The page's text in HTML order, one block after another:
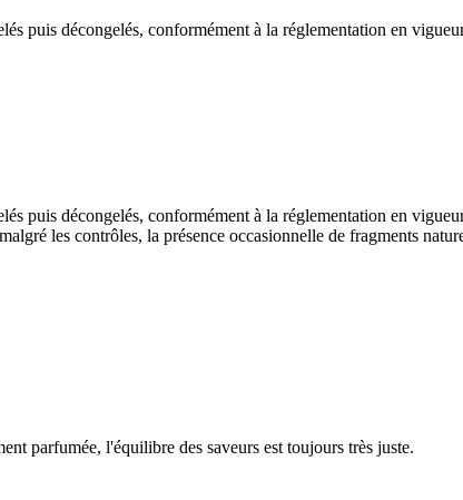
puis décongelés, conformément à la réglementation en
puis décongelés, conformément à la réglementation en
les contrôles, la présence occasionnelle de fragments
parfumée, l'équilibre des saveurs est toujours très juste.